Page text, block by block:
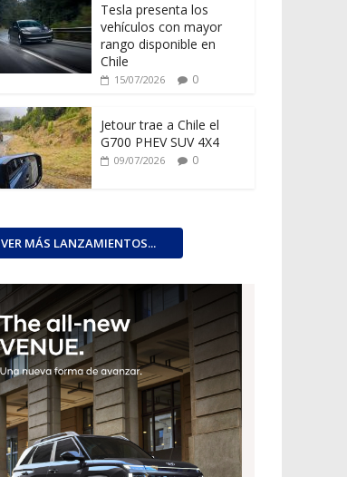
Tesla presenta los
vehículos con mayor
rango disponible en
Chile
15/07/2026 0
Jetour trae a Chile el
G700 PHEV SUV 4X4
09/07/2026 0
VER MÁS LANZAMIENTOS...